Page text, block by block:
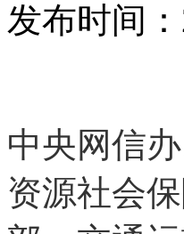
发布时间
中央网信
资源社会